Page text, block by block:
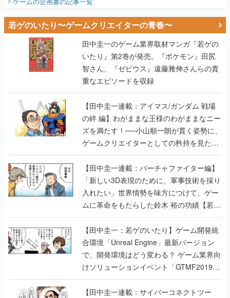
若ゲのいたり〜ゲームクリエイターの青春〜
田中圭一のゲーム業界取材マンガ『若ゲの
いたり』第2巻が発売。『ポケモン』田尻
智さん、『ゼビウス』遠藤雅伸さんらの貴
重なエピソードを収録
【田中圭一連載：アイマス/ガンダム 戦場
の絆 編】わがままな王様のわがままなニー
ズを満たす！──小山順一朗が貫く姿勢に、
ゲームクリエイターとしての矜持を見た
【若ゲのいたり最終回】
【田中圭一連載：バーチャファイター編】
「新しい3D表現のために、軍事技術を採り
入れたい」世界情勢を味方につけて、ゲー
ムに革命をもたらした鈴木 裕の功績【若ゲ
のいたり】
【田中圭一：若ゲのいたり】ゲーム開発統
合環境「Unreal Engine」最新バージョン
で、開発環境はどう変わる？ ゲーム業界向
けソリューションイベント「GTMF2019」
に行って、より理解を深めよう【PR】
【田中圭一連載：サイバーコネクトツー